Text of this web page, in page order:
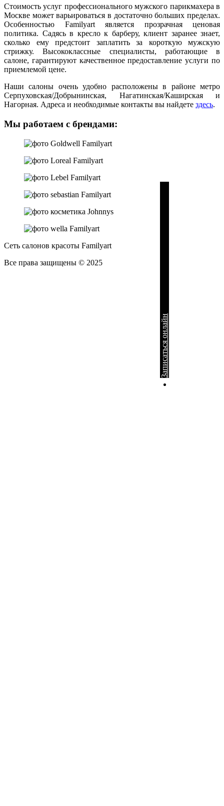
Стоимость услуг профессионального мужского парикмахера в
Москве может варьироваться в достаточно больших пределах.
Особенностью Familyart является прозрачная ценовая
политика. Садясь в кресло к барберу, клиент заранее знает,
сколько ему предстоит заплатить за короткую мужскую
стрижку. Высококлассные специалисты, работающие в
салоне, гарантируют качественное предоставление услуги по
приемлемой цене.
Наши салоны очень удобно расположены в районе метро
Серпуховская/Добрынинская, Нагатинская/Каширская и
Нагорная. Адреса и необходимые контакты вы найдете здесь.
Мы работаем с брендами:
Сеть салонов красоты Familyart
Все права защищены © 2025
Записаться онлайн